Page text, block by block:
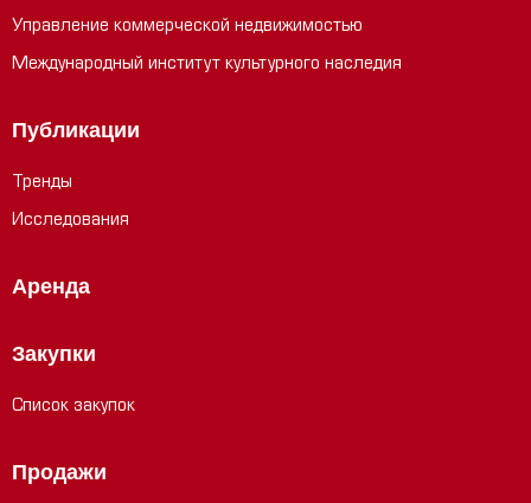
Управление коммерческой недвижимостью
Международный институт культурного наследия
Публикации
Тренды
Исследования
Аренда
Закупки
Список закупок
Продажи